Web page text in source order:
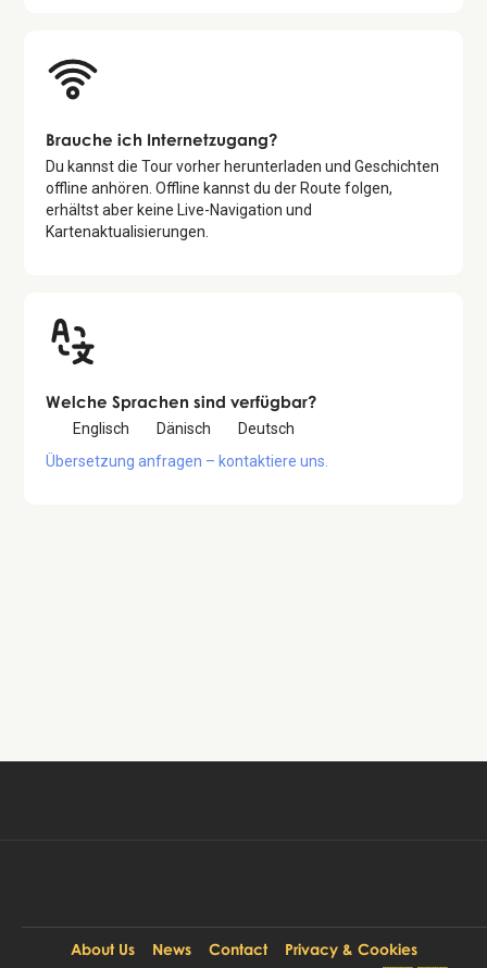
Brauche ich Internetzugang?
Du kannst die Tour vorher herunterladen und Geschichten
offline anhören. Offline kannst du der Route folgen,
erhältst aber keine Live-Navigation und
Kartenaktualisierungen.
Welche Sprachen sind verfügbar?
Englisch Dänisch
Deutsch
Übersetzung anfragen – kontaktiere uns.
About Us News Contact
Privacy & Cookies